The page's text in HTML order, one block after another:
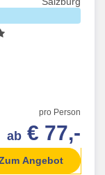
pro Person
ab € 77,-
Angebot